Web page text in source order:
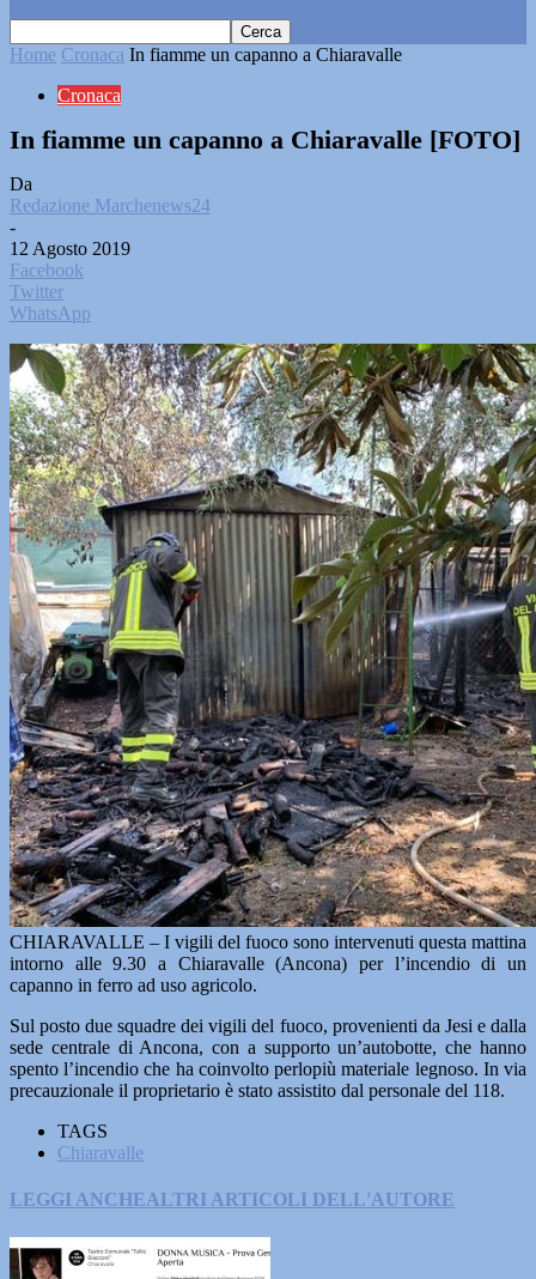
Home Cronaca In fiamme un capanno a Chiaravalle
Cronaca
In fiamme un capanno a Chiaravalle [FOTO]
Da
Redazione Marchenews24
-
12 Agosto 2019
Facebook
Twitter
WhatsApp
CHIARAVALLE – I vigili del fuoco sono intervenuti questa mattina
intorno alle 9.30 a Chiaravalle (Ancona) per l’incendio di un
capanno in ferro ad uso agricolo.
Sul posto due squadre dei vigili del fuoco, provenienti da Jesi e dalla
sede centrale di Ancona, con a supporto un’autobotte, che hanno
spento l’incendio che ha coinvolto perlopiù materiale legnoso. In via
precauzionale il proprietario è stato assistito dal personale del 118.
TAGS
Chiaravalle
LEGGI ANCHEALTRI ARTICOLI DELL'AUTORE